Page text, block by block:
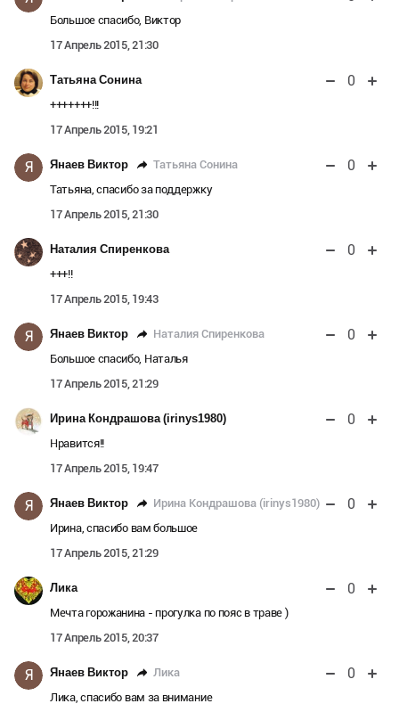
Большое спасибо, Виктор
17 Апрель 2015, 21:30
Татьяна Сонина 0
+++++++!!!
17 Апрель 2015, 19:21
Я Янаев Виктор Татьяна Сонина 0
Татьяна, спасибо за поддержку
17 Апрель 2015, 21:30
Наталия Спиренкова 0
+++!!
17 Апрель 2015, 19:43
Я Янаев Виктор Наталия Спиренкова 0
Большое спасибо, Наталья
17 Апрель 2015, 21:29
Ирина Кондрашова (irinys1980) 0
Нравится!!
17 Апрель 2015, 19:47
Я Янаев Виктор Ирина Кондрашова (irinys1980) 0
Ирина, спасибо вам большое
17 Апрель 2015, 21:29
Лика 0
Мечта горожанина - прогулка по пояс в траве )
17 Апрель 2015, 20:37
Я Янаев Виктор Лика 0
Лика, спасибо вам за внимание